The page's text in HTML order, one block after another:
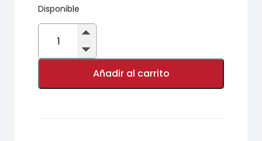
Disponible
LOS
INICIOS
LA
cantidad
Añadir al carrito